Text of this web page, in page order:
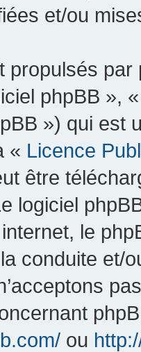
et/ou
propulsés
phpBB »,
») qui est
« Licence
être
logiciel
le
conduite et/
ou